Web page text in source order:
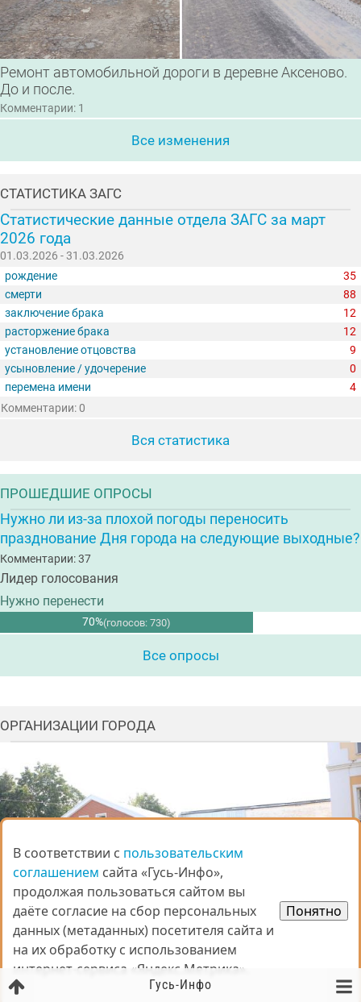
Ремонт автомобильной дороги в деревне Аксеново.
До и после.
Комментарии: 1
Все изменения
СТАТИСТИКА ЗАГС
Статистические данные отдела ЗАГС за март
2026 года
01.03.2026 - 31.03.2026
рождение
35
смерти
88
заключение брака
12
расторжение брака
12
установление отцовства
9
усыновление / удочерение
0
перемена имени
4
Комментарии: 0
Вся статистика
ПРОШЕДШИЕ ОПРОСЫ
Нужно ли из-за плохой погоды переносить
празднование Дня города на следующие выходные?
Комментарии: 37
Лидер голосования
Нужно перенести
70%(голосов: 730)
Все опросы
ОРГАНИЗАЦИИ ГОРОДА
Гусь-Хрустальная типография
Печать рекламных и деловых материалов, от небольших флаеров и
визиток до газет, журналов и книг.
Гусь-Инфо
В соответствии с пользовательским
соглашением сайта «Гусь-Инфо»,
продолжая пользоваться сайтом вы
даёте согласие на сбор персональных
данных (метаданных) посетителя сайта и
на их обработку с использованием
интернет-сервиса «Яндекс.Метрика».
Понятно
В соответствии с пользовательским
соглашением сайта «Гусь-Инфо»,
продолжая пользоваться сайтом вы
даёте согласие на сбор персональных
данных (метаданных) посетителя сайта и
на их обработку с использованием
интернет-сервиса «Яндекс.Метрика».
Понятно